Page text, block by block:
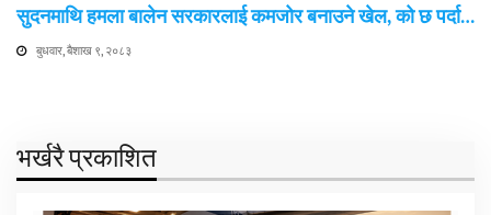
सुदनमाथि हमला बालेन सरकारलाई कमजोर बनाउने खेल, को छ पर्दा…
बुधवार, बैशाख ९, २०८३
भर्खरै प्रकाशित